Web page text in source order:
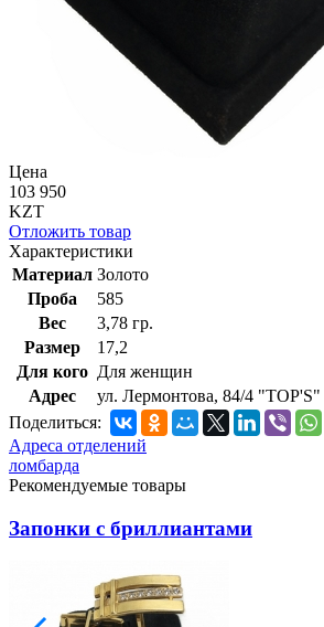
Цена
103 950
KZT
Отложить товар
Характеристики
Материал Золото
Проба
585
Вес
3,78 гр.
Размер
17,2
Для кого Для женщин
Адрес
ул. Лермонтова, 84/4 "TOP'S"
Поделиться:
Адреса отделений
ломбарда
Рекомендуемые товары
Запонки с бриллиантами